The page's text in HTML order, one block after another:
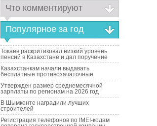
Что комментируют
Популярное за год
Токаев раскритиковал низкий уровень
пенсий в Казахстане и дал поручение
Казахстанкам начали выдавать
бесплатные противозачаточные
Утвержден размер среднемесячной
зарплаты по регионам на 2026 год
В Шымкенте наградили лучших
строителей
Регистрация телефонов по IMEI-кодам